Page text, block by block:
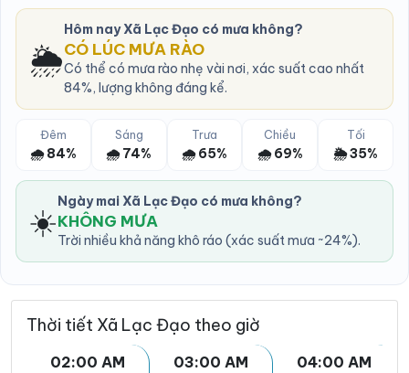
🌦️
Hôm nay Xã Lạc Đạo có mưa không?
CÓ LÚC MƯA RÀO
Có thể có mưa rào nhẹ vài nơi, xác suất cao nhất
84%, lượng không đáng kể.
Đêm
🌧️ 84%
Sáng
🌧️ 74%
Trưa
🌧️ 65%
Chiều
🌧️ 69%
Tối
🌦️ 35%
☀️ Ngày mai Xã Lạc Đạo có mưa không?
KHÔNG MƯA
Trời nhiều khả năng khô ráo (xác suất mưa ~24%).
Thời tiết Xã Lạc Đạo theo giờ
02:00 AM
03:00 AM
04:00 AM